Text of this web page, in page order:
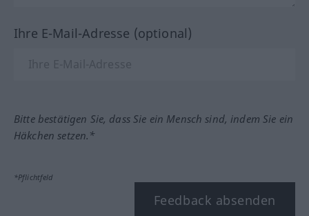
Ihre E-Mail-Adresse (optional)
Bitte bestätigen Sie, dass Sie ein Mensch sind, indem Sie ein
Häkchen setzen.*
*Pflichtfeld
Feedback absenden